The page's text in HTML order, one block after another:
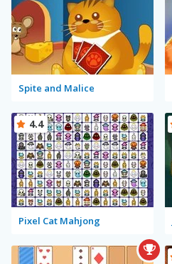
Spite and Malice
Pixel Cat Mahjong
4.4